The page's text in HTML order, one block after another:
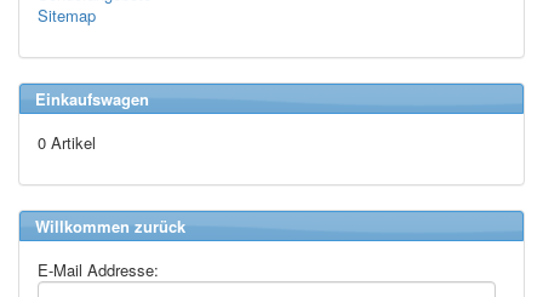
Sitemap
Einkaufswagen
0 Artikel
Willkommen zurück
E-Mail Addresse: